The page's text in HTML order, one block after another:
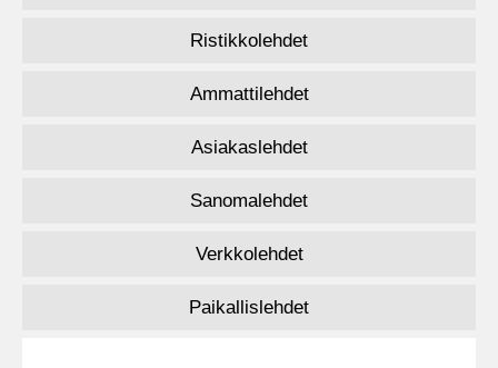
Ristikkolehdet
Ammattilehdet
Asiakaslehdet
Sanomalehdet
Verkkolehdet
Paikallislehdet